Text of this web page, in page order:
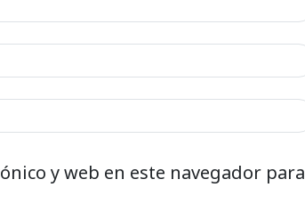
y web en este navegador para